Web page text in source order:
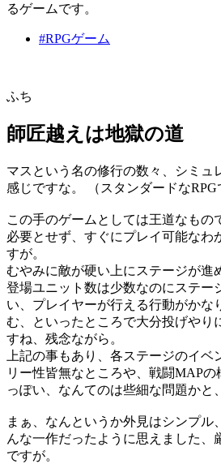
るゲームです。
#RPGゲーム
ふち
師匠越えは地獄の道
マスという名の修行の数々、シミュ
感じですな。 （スタンダードなRPG
この手のゲームとしては王道なもの
必要とせず、すぐにプレイ可能なわ
すが。
むやみに敵が硬い上にステージが進
登場ユニット数は少数なのにステー
い、プレイヤーが行える行動がかな
む、といったところで大分投げやり
すね、残念ながら。
上記の事もあり、各ステージのイ
リー性皆無なところや、戦闘MAPの
っぽい、なんてのは些細な問題かと
まぁ、なんというか外見はシンプル
んな一作だったように思えました、
ですが。